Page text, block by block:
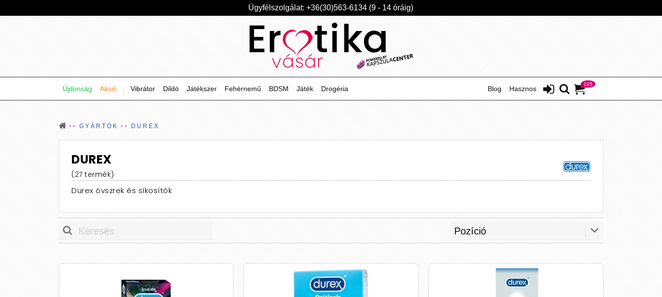
Ügyfélszolgálat: +36(30)563-6134 (9 - 14 óráig)
105
Hasznos
Újdonság Blog
Akció | Vibrátor Dildó Játékszer Fehérnemű BDSM Játék Drogéria
GYÁRTÓK DUREX
DUREX
(27 termék)
Durex óvszrek és síkosítók